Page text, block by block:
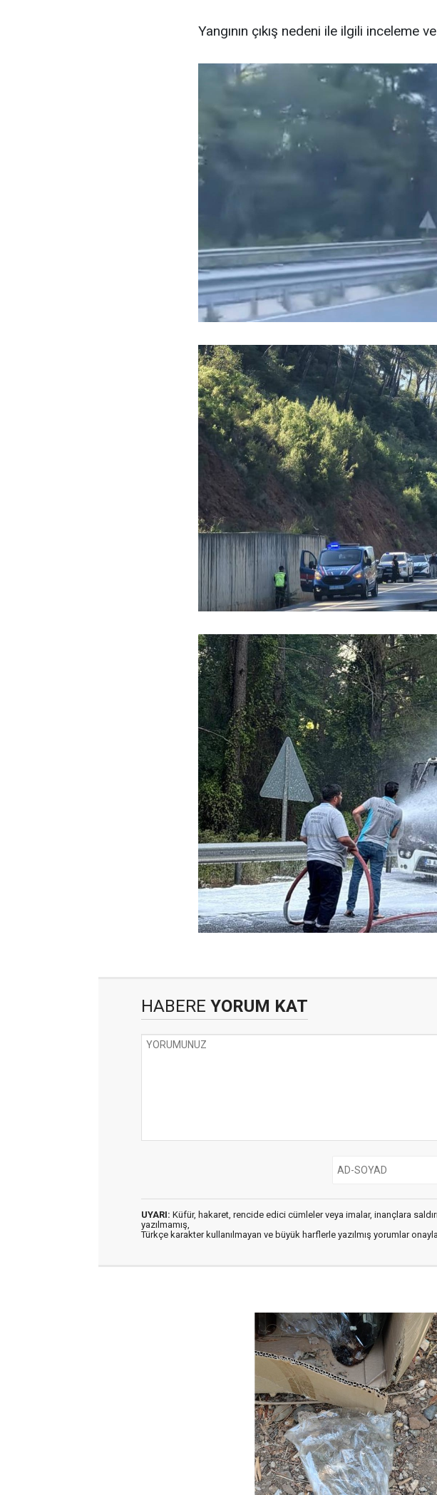
Yangının çıkış nedeni ile ilgili inceleme
HABERE YORUM KAT
UYARI: Küfür, hakaret, rencide edici cümleler veya imalar, inançlara
yazılmamış,
Türkçe karakter kullanılmayan ve büyük harflerle yazılmış yorumlar